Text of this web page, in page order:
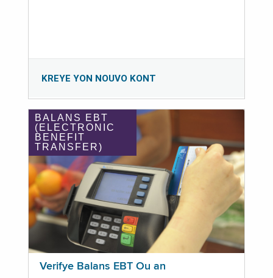
KREYE YON NOUVO KONT
BALANS EBT
(ELECTRONIC
BENEFIT
TRANSFER)
Verifye Balans EBT Ou an